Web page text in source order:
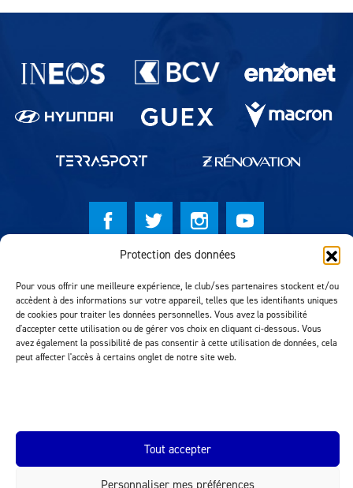
Protection des données
Pour vous offrir une meilleure expérience, le club/ses partenaires stockent et/ou
accèdent à des informations sur votre appareil, telles que les identifiants uniques
de cookies pour traiter les données personnelles. Vous avez la possibilité
d'accepter cette utilisation ou de gérer vos choix en cliquant ci-dessous. Vous
avez également la possibilité de pas consentir à cette utilisation de données, cela
peut affecter l'accès à certains onglet de notre site web.
Tout accepter
Personnaliser mes préférences
Partenaires du lausanne-Sport
Réalisation MTM Agency